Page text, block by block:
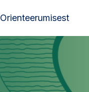
Orienteerumisest